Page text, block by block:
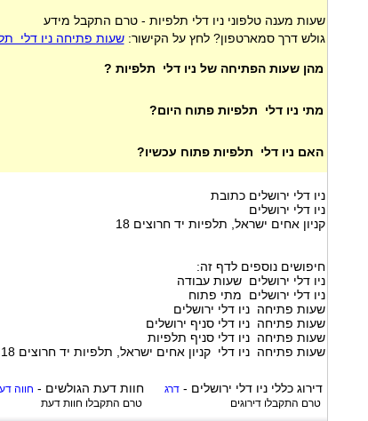
שעות מענה טלפוני ניו דלי תלפיות - טרם התקבל מידע
גולש דרך סמארטפון? לחץ על הקישור:שעות פתיחה ניו דלי
מהן שעות הפתיחה של ניו דלי תלפיות ?
מתי ניו דלי תלפיות פתוח היום?
האם ניו דלי תלפיות פתוח עכשיו?
ניו דלי ירושלים כתובת
ניו דלי ירושלים
קניון אחים ישראל, תלפיות יד חרוצים 18
חיפושים נוספים לדף זה:
ניו דלי ירושלים שעות עבודה
ניו דלי ירושלים מתי פתוח
שעות פתיחה ניו דלי ירושלים
שעות פתיחה ניו דלי סניף ירושלים
שעות פתיחה ניו דלי סניף תלפיות
שעות פתיחה ניו דלי קניון אחים ישראל, תלפיות יד חרוצים 18
חוות דעת הגולשים - חווה
טרם התקבלו חוות דעת
דירוג כלליניו דלי ירושלים -דרג
טרם התקבלו דירוגים